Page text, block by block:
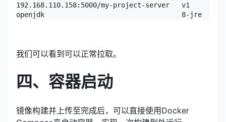
192.168.110.158:5000/my-project-server   v1
openjdk                                  8-jre
我们可以看到可以正常拉取。
四、容器启动
镜像构建并上传至完成后，可以直接使用Docker